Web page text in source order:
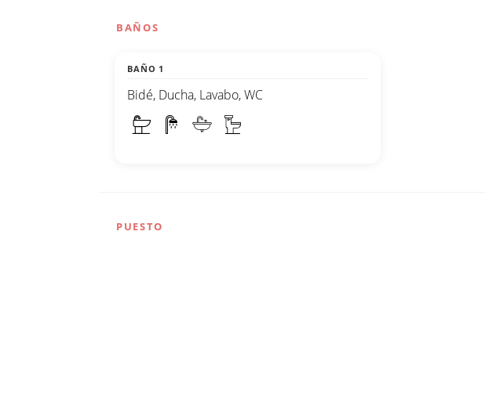
BAÑOS
BAÑO 1
Bidé, Ducha, Lavabo, WC
PUESTO